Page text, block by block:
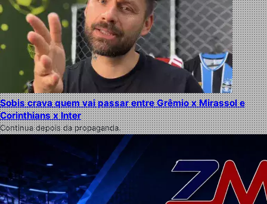
Sobis crava quem vai passar entre Grêmio x Mirassol e
Corinthians x Inter
Continua depois da propaganda.